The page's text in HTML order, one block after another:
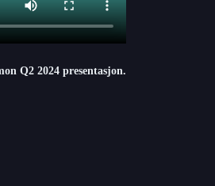
Q2 2024 presentasjon.